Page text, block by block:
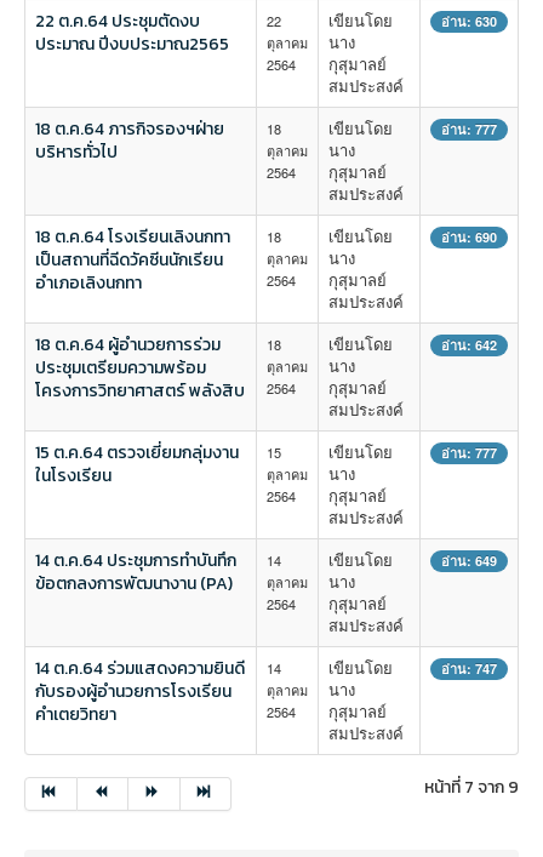
22 ต.ค.64 ประชุมตัดงบ
ประมาณ ปีงบประมาณ2565
22
ตุลาคม
2564
เขียนโดย
นาง
กุสุมาลย์
สมประสงค์
อ่าน: 630
18 ต.ค.64 ภารกิจรองฯฝ่าย
บริหารทั่วไป
18
ตุลาคม
2564
เขียนโดย
นาง
กุสุมาลย์
สมประสงค์
อ่าน: 777
18 ต.ค.64 โรงเรียนเลิงนกทา
เป็นสถานที่ฉีดวัคซีนนักเรียน
อำเภอเลิงนกทา
18
ตุลาคม
2564
เขียนโดย
นาง
กุสุมาลย์
สมประสงค์
อ่าน: 690
18 ต.ค.64 ผู้อำนวยการร่วม
ประชุมเตรียมความพร้อม
โครงการวิทยาศาสตร์ พลังสิบ
18
ตุลาคม
2564
เขียนโดย
นาง
กุสุมาลย์
สมประสงค์
อ่าน: 642
15 ต.ค.64 ตรวจเยี่ยมกลุ่มงาน
ในโรงเรียน
15
ตุลาคม
2564
เขียนโดย
นาง
กุสุมาลย์
สมประสงค์
อ่าน: 777
14 ต.ค.64 ประชุมการทำบันทึก
ข้อตกลงการพัฒนางาน (PA)
14
ตุลาคม
2564
เขียนโดย
นาง
กุสุมาลย์
สมประสงค์
อ่าน: 649
14 ต.ค.64 ร่วมแสดงความยินดี
กับรองผู้อำนวยการโรงเรียน
คำเตยวิทยา
14
ตุลาคม
2564
เขียนโดย
นาง
กุสุมาลย์
สมประสงค์
อ่าน: 747
หน้าที่ 7 จาก 9